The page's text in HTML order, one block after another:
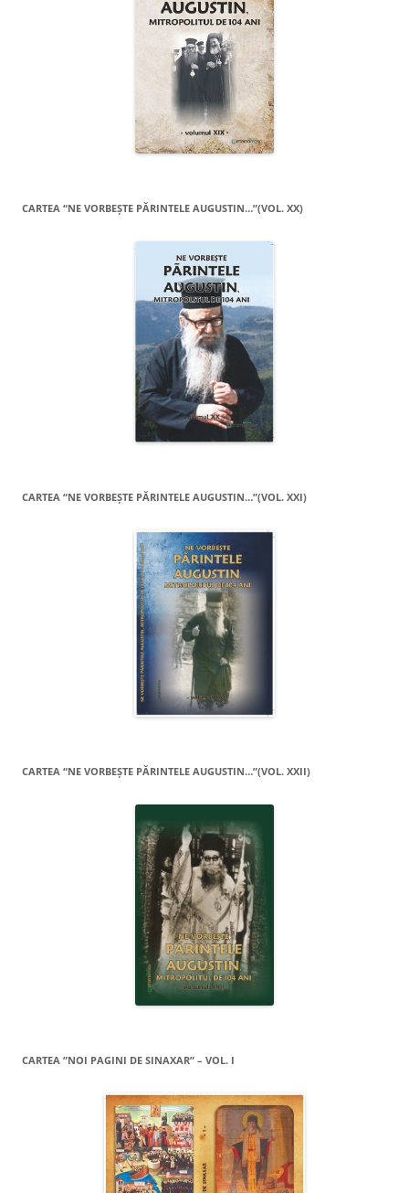
CARTEA “NE VORBEŞTE PĂRINTELE AUGUSTIN…”(VOL. XX)
CARTEA “NE VORBEŞTE PĂRINTELE AUGUSTIN…”(VOL. XXI)
CARTEA “NE VORBEŞTE PĂRINTELE AUGUSTIN…”(VOL. XXII)
CARTEA ”NOI PAGINI DE SINAXAR” – VOL. I